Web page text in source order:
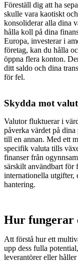
Föreställ dig att ha
skulle vara kaotiskt
konsoliderar alla dina
hålla koll på dina
Europa, investerar i
företag, kan du hålla
öppna flera konton.
ditt saldo och dina
för fel.
Skydda mot
Valutor fluktuerar i
påverka värdet på
till en annan. Med ett
specifik valuta tills
finanser från
särskilt användbart för
internationella utgifter,
hantering.
Hur fungerar
Att förstå hur ett
upp dess fulla
leverantörer eller